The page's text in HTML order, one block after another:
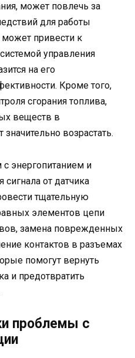
может повлечь за
для работы
может привести к
управления
на его
Кроме того,
сгорания топлива,
веществ в
возрастать.
энергопитанием и
сигнала от датчика
тщательную
элементов цепи
замена поврежденных
контактов в разъемах
помогут вернуть
и предотвратить
проблемы с